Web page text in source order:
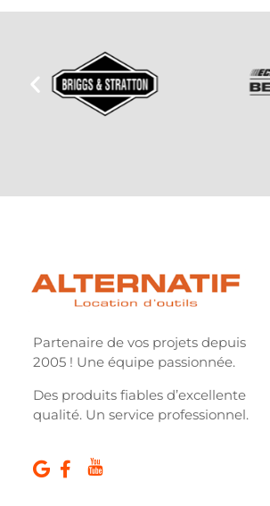
Partenaire de vos projets depuis
2005 ! Une équipe passionnée.
Des produits fiables d’excellente
qualité. Un service professionnel.